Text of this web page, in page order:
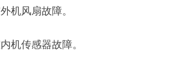
机风扇故障。
机传感器故障。